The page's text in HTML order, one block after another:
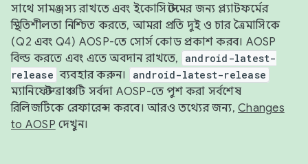
সাথে সামঞ্জস্য রাখতে এবং ইকোসিস্টেমের জন্য প্ল্যাটফর্মের
স্থিতিশীলতা নিশ্চিত করতে, আমরা প্রতি দুই ও চার ত্রৈমাসিকে
(Q2 এবং Q4) AOSP-তে সোর্স কোড প্রকাশ করব। AOSP
বিল্ড করতে এবং এতে অবদান রাখতে,
android-latest-
release ব্যবহার করুন। android-latest-release
ম্যানিফেস্ট ব্রাঞ্চটি সর্বদা AOSP-তে পুশ করা সর্বশেষ
রিলিজটিকে রেফারেন্স করবে। আরও তথ্যের জন্য, Changes
to AOSP দেখুন।